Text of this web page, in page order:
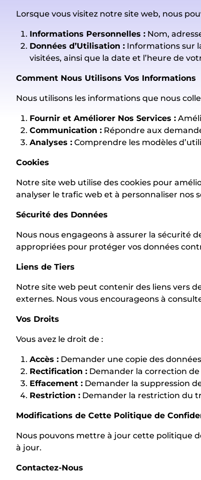
Lorsque vous visitez notre site web, nous
Informations Personnelles : Nom,
Données d’Utilisation : Informations sur
visitées, ainsi que la date et l’heure de
Comment Nous Utilisons Vos Informations
Nous utilisons les informations que nous
Fournir et Améliorer Nos Services :
Communication : Répondre aux
Analyses : Comprendre les modèles
Cookies
Notre site web utilise des cookies pour
analyser le trafic web et à personnaliser nos
Sécurité des Données
Nous nous engageons à assurer la sécurité
appropriées pour protéger vos données
Liens de Tiers
Notre site web peut contenir des liens vers
externes. Nous vous encourageons à
Vos Droits
Vous avez le droit de :
Accès : Demander une copie des
Rectification : Demander la correction
Effacement : Demander la suppression
Restriction : Demander la restriction du
Modifications de Cette Politique de
Nous pouvons mettre à jour cette politique
à jour.
Contactez-Nous